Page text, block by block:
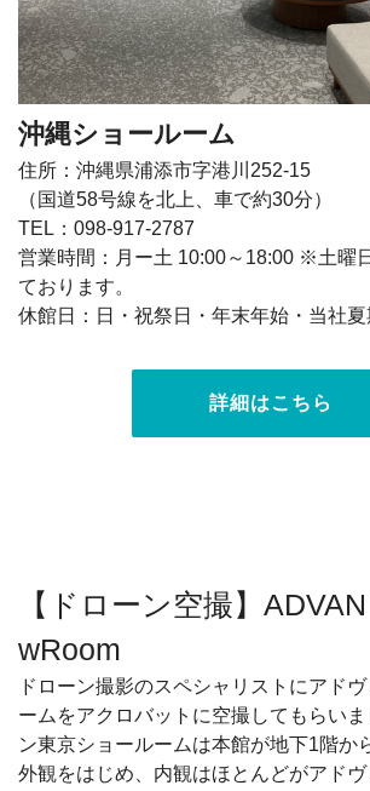
沖縄ショールーム
住所：沖縄県浦添市字港川252-15
（国道58号線を北上、車で約30分）
TEL：098-917-2787
営業時間：月ー土 10:00～18:00 ※土曜
ております。
休館日：日・祝祭日・年末年始・当社夏
詳細はこちら
【ドローン空撮】
wRoom
ドローン撮影のスペシャリストにアド
ームをアクロバットに空撮してもらい
ン東京ショールームは本館が地下1階か
外観をはじめ、内観はほとんどがアド